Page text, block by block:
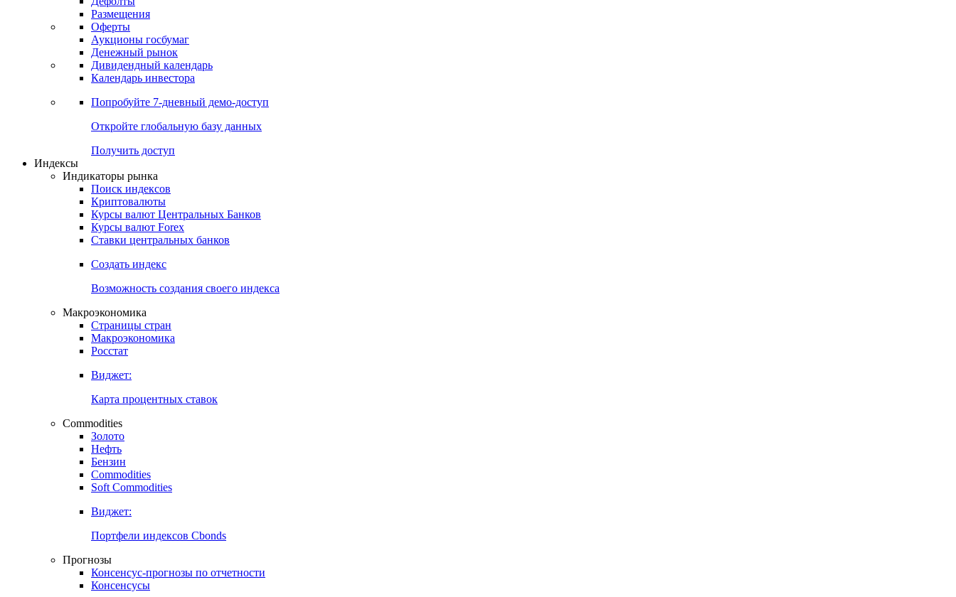
Получить доступ
Календарь
Календарь событий
Дефолты
Размещения
Оферты
Аукционы госбумаг
Денежный рынок
Дивидендный календарь
Календарь инвестора
Попробуйте7-дневный
Получить доступ
Индикаторы рынка
Поиск индексов
Криптовалюты
Курсы валют Центральных Банков
Курсы валют Forex
Ставки центральных банков
Создать индекс
Возможность создания своего индекса
Макроэкономика
Страницы стран
Макроэкономика
Росстат
Виджет:
Карта процентных ставок
Commodities
Золото
Нефть
Бензин
Commodities
Soft Commodities
Виджет:
Портфели индексов Cbonds